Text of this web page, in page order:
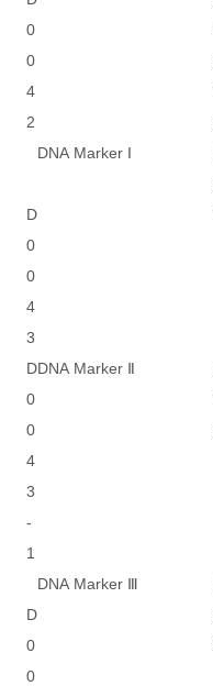
0
0
4
2
D
0
0
4
3
DNA Marker I
D
0
0
4
3
-
1
DNA Marker Ⅱ
D
0
0
DNA Marker Ⅲ